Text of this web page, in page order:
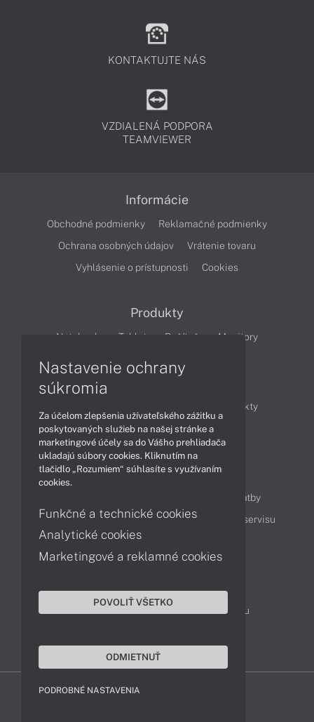
KONTAKTUJTE NÁS
VZDIALENÁ PODPORA
TEAMVIEWER
Informácie
Obchodné podmienky
Reklamačné podmienky
Ochrana osobných údajov
Vrátenie tovaru
Vyhlásenie o prístupnosti
Cookies
Produkty
Notebooky Tablety Počítače Monitory
Produkty
Technológie
Videá
Obsah
Možnosti doručenia a platby
Podpora a servis
Servisné služby Cenník servisu
Kontakty
043 4224 771
Obchodné oddelenie
Reklamácia tovaru
Nastavenie ochrany
súkromia
Za účelom zlepšenia užívateľského zážitku a
poskytovaných služieb na našej stránke a
marketingové účely sa do Vášho prehliadača
ukladajú súbory cookies. Kliknutím na
tlačidlo „Rozumiem“ súhlasíte s využívaním
cookies.
Funkčné a technické cookies
Analytické cookies
Marketingové a reklamné cookies
POVOLIŤ VŠETKO
ODMIETNUŤ
PODROBNÉ NASTAVENIA